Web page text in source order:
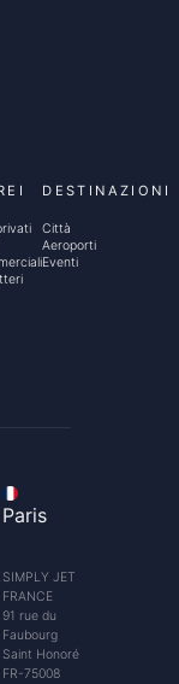
DESTINAZIONI
Città
Aeroporti
Eventi
Paris
SIMPLY JET
FRANCE
91 rue du
Faubourg
Saint Honoré
FR-75008